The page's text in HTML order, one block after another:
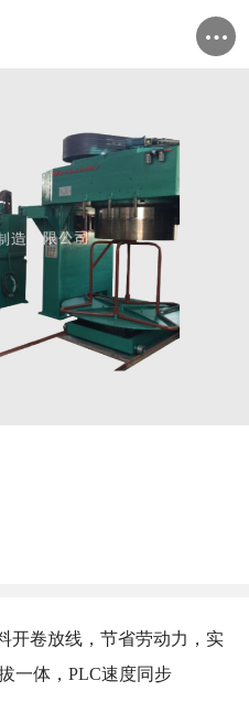
开卷放线，节省劳动力，实
一体，PLC速度同步